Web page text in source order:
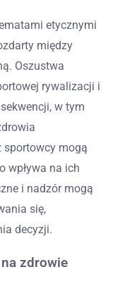
etycznymi
między
Oszustwa
rywalizacji i
w tym
sportowcy mogą
wpływa na ich
i nadzór mogą
się,
decyzji.
zdrowie